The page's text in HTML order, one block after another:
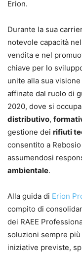
Erion.
Durante la sua
notevole capacità
vendita e nel
chiave per lo
unite alla sua
affinate dal ruolo di
2020, dove si
distributivo,
gestione dei rifiuti
consentito a
assumendosi
ambientale.
Alla guida di Erion
compito di
dei RAEE
soluzioni sempre più
iniziative previste,